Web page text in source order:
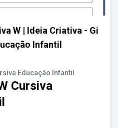
W | Ideia Criativa - Gi
Infantil
Educação Infantil
Cursiva